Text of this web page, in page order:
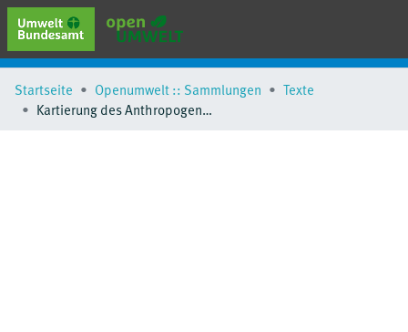
erweiterte Suche
Browse
Startseite Openumwelt :: Sammlungen
Texte
Kartierung des Anthropogenen Lagers V